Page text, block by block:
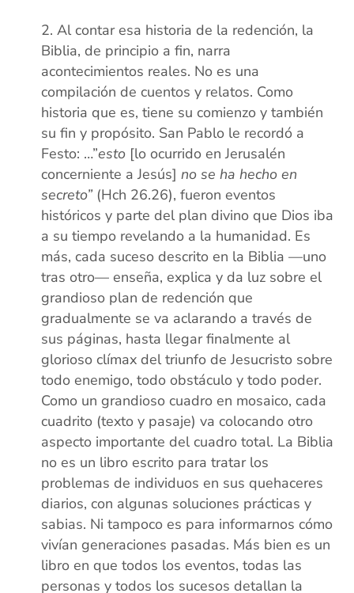
Al contar esa historia de la redención, la
Biblia, de principio a fin, narra
acontecimientos reales. No es una
compilación de cuentos y relatos. Como
historia que es, tiene su comienzo y también
su fin y propósito. San Pablo le recordó a
Festo: …”esto [lo ocurrido en Jerusalén
concerniente a Jesús]no se ha hecho en
secreto”(Hch 26.26), fueron eventos
históricos y parte del plan divino que Dios iba
a su tiempo revelando a la humanidad. Es
más, cada suceso descrito en la Biblia —uno
tras otro— enseña, explica y da luz sobre el
grandioso plan de redención que
gradualmente se va aclarando a través de
sus páginas, hasta llegar finalmente al
glorioso clímax del triunfo de Jesucristo sobre
todo enemigo, todo obstáculo y todo poder.
Como un grandioso cuadro en mosaico, cada
cuadrito (texto y pasaje) va colocando otro
aspecto importante del cuadro total. La Biblia
no es un libro escrito para tratar los
problemas de individuos en sus quehaceres
diarios, con algunas soluciones prácticas y
sabias. Ni tampoco es para informarnos cómo
vivían generaciones pasadas. Más bien es un
libro en que todos los eventos, todas las
personas y todos los sucesos detallan la